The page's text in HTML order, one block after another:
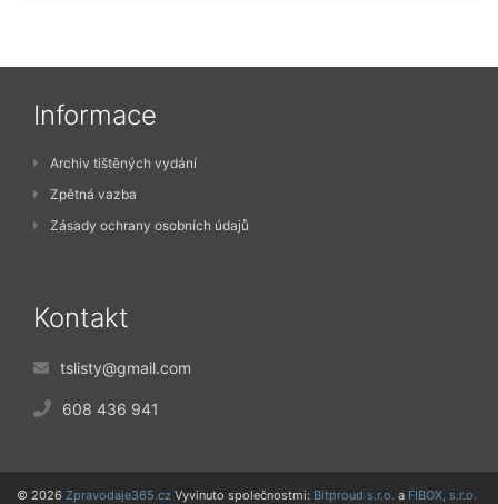
Informace
Archiv tištěných vydání
Zpětná vazba
Zásady ochrany osobních údajů
Kontakt
tslisty@gmail.com
608 436 941
© 2026 Zpravodaje365.cz Vyvinuto společnostmi: Bitproud s.r.o. a FIBOX, s.r.o.